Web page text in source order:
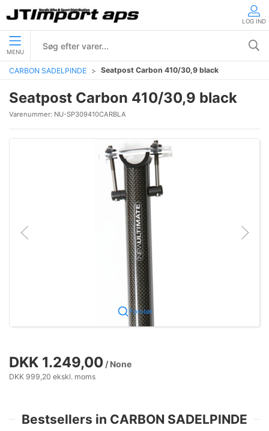
LOG IND
MENU
CARBON SADELPINDE Seatpost Carbon 410/30,9 black
Seatpost Carbon 410/30,9 black
Varenummer: NU-SP309410CARBLA
Forstør
DKK 1.249,00 / None
DKK 999,20 ekskl. moms
Bestsellers in CARBON SADELPINDE